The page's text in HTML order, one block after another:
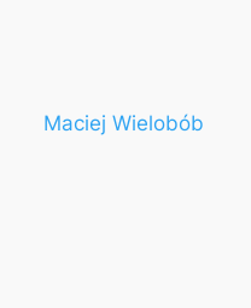
Maciej Wielobób